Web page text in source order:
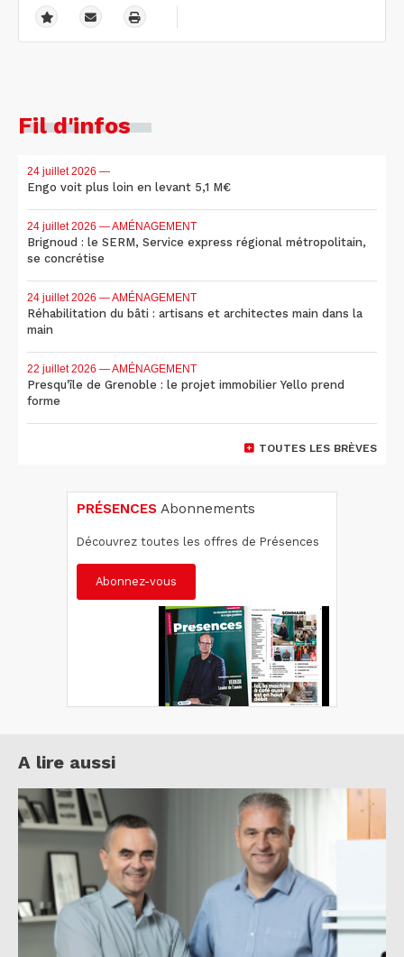
Fil d'infos
24 juillet 2026 —
Engo voit plus loin en levant 5,1 M€
24 juillet 2026 — AMÉNAGEMENT
Brignoud : le SERM, Service express régional métropolitain,
se concrétise
24 juillet 2026 — AMÉNAGEMENT
Réhabilitation du bâti : artisans et architectes main dans la
main
22 juillet 2026 — AMÉNAGEMENT
Presqu'île de Grenoble : le projet immobilier Yello prend
forme
TOUTES LES BRÈVES
PRÉSENCES Abonnements
Découvrez toutes les offres de Présences
Abonnez-vous
A lire aussi